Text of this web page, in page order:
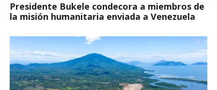
Presidente Bukele condecora a miembros de
la misión humanitaria enviada a Venezuela